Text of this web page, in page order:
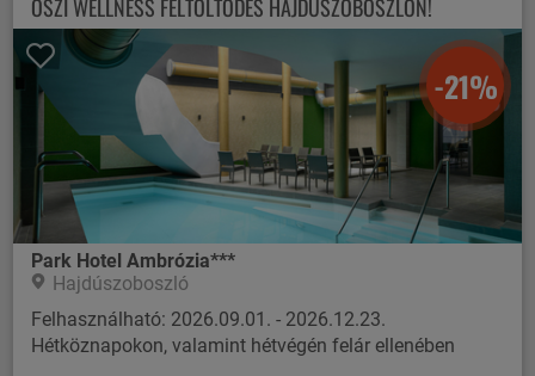
ŐSZI WELLNESS FELTÖLTŐDÉS HAJDÚSZOBOSZLÓN!
-21%
Park Hotel Ambrózia***
Hajdúszoboszló
Felhasználható: 2026.09.01. - 2026.12.23.
Hétköznapokon, valamint hétvégén felár ellenében